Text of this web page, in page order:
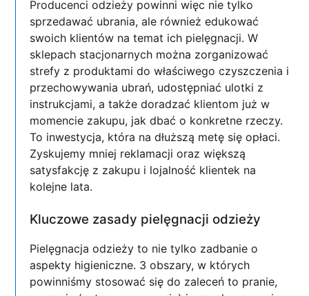
Producenci odzieży powinni więc nie tylko
sprzedawać ubrania, ale również edukować
swoich klientów na temat ich pielęgnacji. W
sklepach stacjonarnych można zorganizować
strefy z produktami do właściwego czyszczenia i
przechowywania ubrań, udostępniać ulotki z
instrukcjami, a także doradzać klientom już w
momencie zakupu, jak dbać o konkretne rzeczy.
To inwestycja, która na dłuższą metę się opłaci.
Zyskujemy mniej reklamacji oraz większą
satysfakcję z zakupu i lojalność klientek na
kolejne lata.
Kluczowe zasady pielęgnacji odzieży
Pielęgnacja odzieży to nie tylko zadbanie o
aspekty higieniczne. 3 obszary, w których
powinniśmy stosować się do zaleceń to pranie,